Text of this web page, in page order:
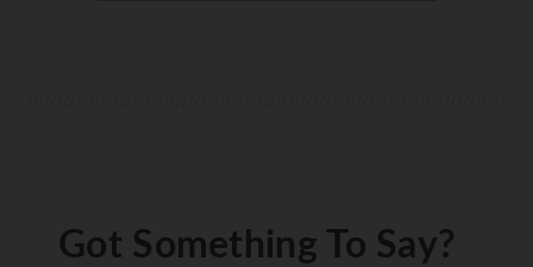
Got Something To Say?